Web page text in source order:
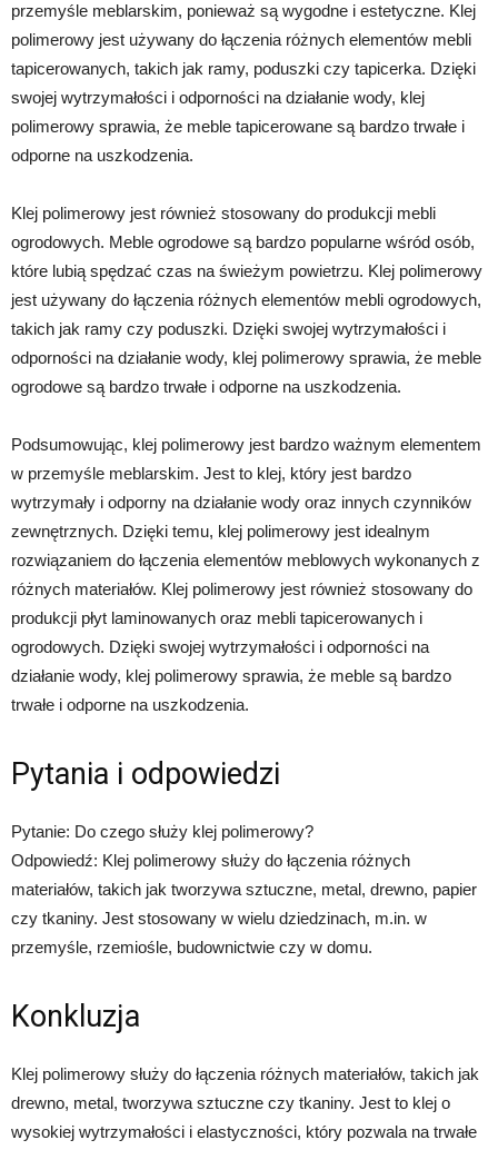
przemyśle meblarskim, ponieważ są wygodne i estetyczne. Klej
polimerowy jest używany do łączenia różnych elementów mebli
tapicerowanych, takich jak ramy, poduszki czy tapicerka. Dzięki
swojej wytrzymałości i odporności na działanie wody, klej
polimerowy sprawia, że meble tapicerowane są bardzo trwałe i
odporne na uszkodzenia.
Klej polimerowy jest również stosowany do produkcji mebli
ogrodowych. Meble ogrodowe są bardzo popularne wśród osób,
które lubią spędzać czas na świeżym powietrzu. Klej polimerowy
jest używany do łączenia różnych elementów mebli ogrodowych,
takich jak ramy czy poduszki. Dzięki swojej wytrzymałości i
odporności na działanie wody, klej polimerowy sprawia, że meble
ogrodowe są bardzo trwałe i odporne na uszkodzenia.
Podsumowując, klej polimerowy jest bardzo ważnym elementem
w przemyśle meblarskim. Jest to klej, który jest bardzo
wytrzymały i odporny na działanie wody oraz innych czynników
zewnętrznych. Dzięki temu, klej polimerowy jest idealnym
rozwiązaniem do łączenia elementów meblowych wykonanych z
różnych materiałów. Klej polimerowy jest również stosowany do
produkcji płyt laminowanych oraz mebli tapicerowanych i
ogrodowych. Dzięki swojej wytrzymałości i odporności na
działanie wody, klej polimerowy sprawia, że meble są bardzo
trwałe i odporne na uszkodzenia.
Pytania i odpowiedzi
Pytanie: Do czego służy klej polimerowy?
Odpowiedź: Klej polimerowy służy do łączenia różnych
materiałów, takich jak tworzywa sztuczne, metal, drewno, papier
czy tkaniny. Jest stosowany w wielu dziedzinach, m.in. w
przemyśle, rzemiośle, budownictwie czy w domu.
Konkluzja
Klej polimerowy służy do łączenia różnych materiałów, takich jak
drewno, metal, tworzywa sztuczne czy tkaniny. Jest to klej o
wysokiej wytrzymałości i elastyczności, który pozwala na trwałe